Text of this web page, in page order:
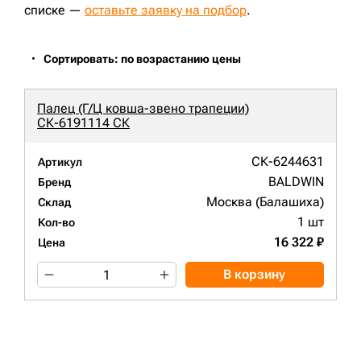
списке — оставьте заявку на подбор.
Сортировать: по возрастанию цены
Палец (Г/Ц ковша-звено трапеции)
СК-6191114 СК
Артикул СК-6244631
Бренд BALDWIN
Склад Москва (Балашиха)
Кол-во 1 шт
Цена 16 322 ₽
В корзину